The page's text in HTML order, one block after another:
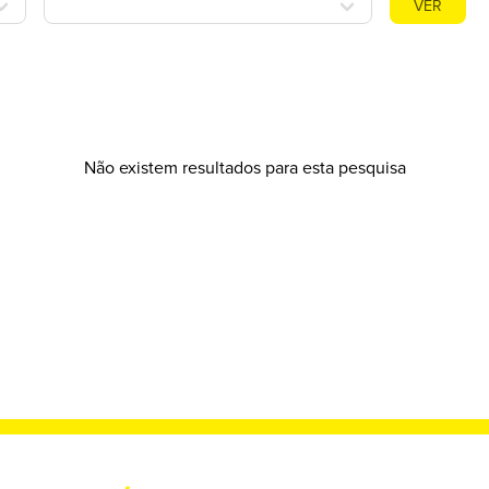
VER
Não existem resultados para esta pesquisa